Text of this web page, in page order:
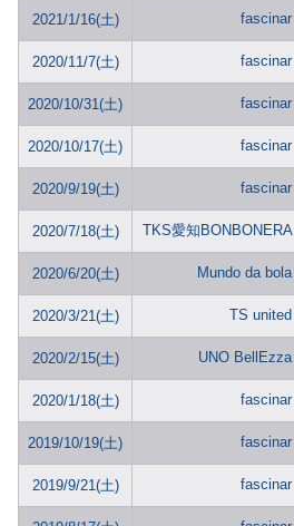
2021/1/16(土) fascinar
2020/11/7(土) fascinar
2020/10/31(土) fascinar
2020/10/17(土) fascinar
2020/9/19(土) fascinar
2020/7/18(土) TKS愛知BONBONERA
2020/6/20(土) Mundo da bola
2020/3/21(土) TS united
2020/2/15(土) UNO BellEzza
2020/1/18(土) fascinar
2019/10/19(土) fascinar
2019/9/21(土) fascinar